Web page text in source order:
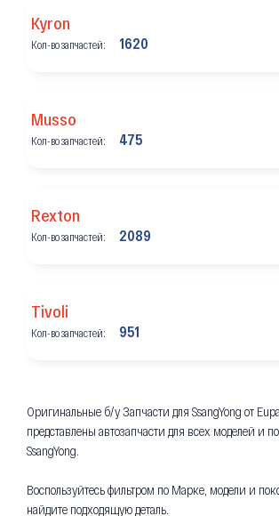
Kyron
Кол-во запчастей: 1620
Musso
Кол-во запчастей: 475
Rexton
Кол-во запчастей: 2089
Tivoli
Кол-во запчастей: 951
Оригинальные б/у Запчасти для SsangYong от
представлены автозапчасти для всех моделей и
SsangYong.
Воспользуйтесь фильтром по Марке, модели и
найдите подходящую деталь.